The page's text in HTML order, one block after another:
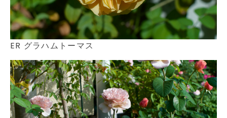
ER グラハムトーマス